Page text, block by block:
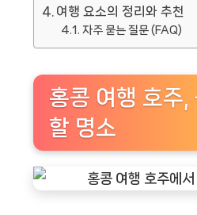
여행 요소의 정리와 추천
자주 묻는 질문 (FAQ)
홍콩 여행 호주,
할 명소